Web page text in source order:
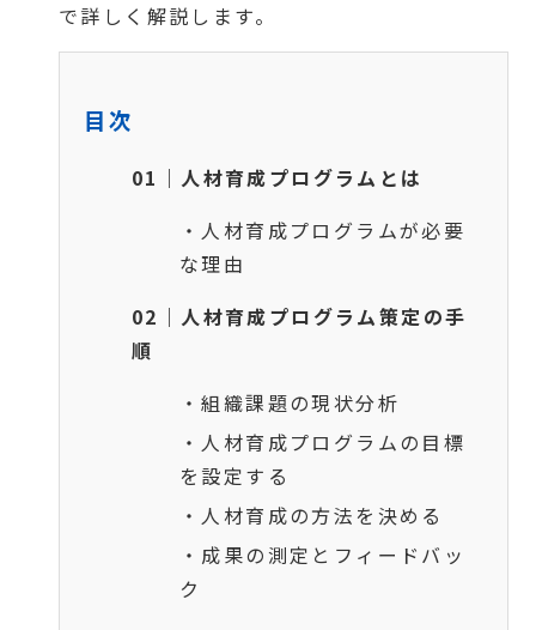
で詳しく解説します。
目次
01｜人材育成プログラムとは
・人材育成プログラムが必要
な理由
02｜人材育成プログラム策定の手
順
・組織課題の現状分析
・人材育成プログラムの目標
を設定する
・人材育成の方法を決める
・成果の測定とフィードバッ
ク